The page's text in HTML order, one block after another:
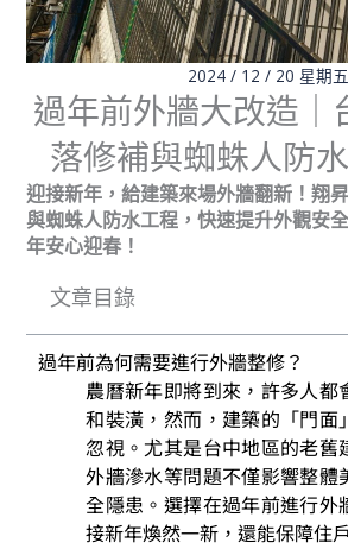
2024 / 12 / 20 星期五
過年前外牆大改造｜
落修補與蜘蛛人防
迎接新年，給建築來場外牆翻新！翔
與蜘蛛人防水工程，快速提升外觀安
年安心迎春！
文章目錄
過年前為何需要進行外牆整修？
農曆新年即將到來，許多人都
和裝潢，然而，建築的「門面
忽視。尤其是台中地區的老舊
外牆滲水等問題不僅影響整體
全隱患。選擇在過年前進行外
接新年煥然一新，還能保障住